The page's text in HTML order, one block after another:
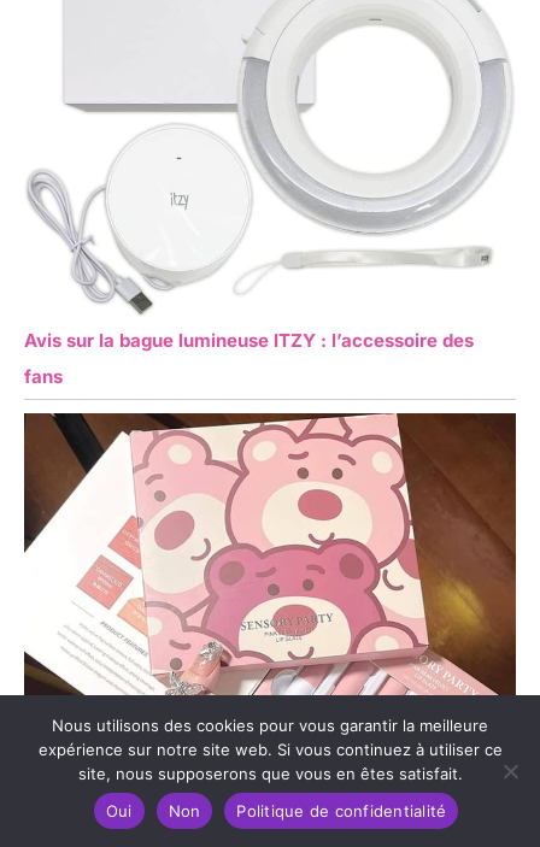
Avis sur la bague lumineuse ITZY : l’accessoire des
fans
Nous utilisons des cookies pour vous garantir la meilleure
expérience sur notre site web. Si vous continuez à utiliser ce
site, nous supposerons que vous en êtes satisfait.
Oui
Non Politique de confidentialité